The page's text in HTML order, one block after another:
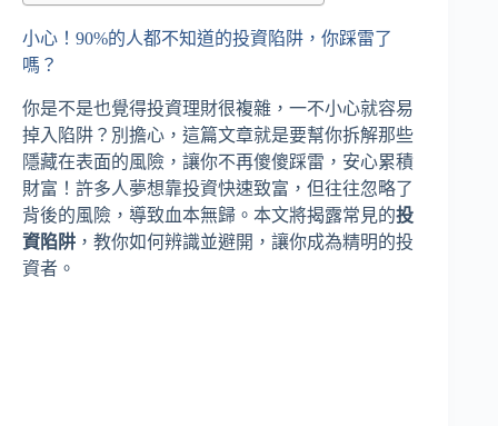
小心！90%的人都不知道的投資陷阱，你踩雷了
嗎？
你是不是也覺得投資理財很複雜，一不小心就容易
掉入陷阱？別擔心，這篇文章就是要幫你拆解那些
隱藏在表面的風險，讓你不再傻傻踩雷，安心累積
財富！許多人夢想靠投資快速致富，但往往忽略了
背後的風險，導致血本無歸。本文將揭露常見的投
資陷阱 ，教你如何辨識並避開，讓你成為精明的投
資者。